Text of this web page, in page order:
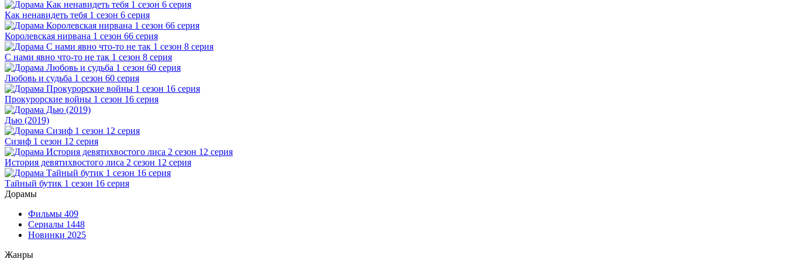
Как ненавидеть тебя 1 сезон 6 серия
Королевская нирвана 1 сезон 66 серия
С нами явно что-то не так 1 сезон 8 серия
Любовь и судьба 1 сезон 60 серия
Прокурорские войны 1 сезон 16 серия
Дью (2019)
Сизиф 1 сезон 12 серия
История девятихвостого лиса 2 сезон 12 серия
Тайный бутик 1 сезон 16 серия
Дорамы
Фильмы 409
Сериалы 1448
Новинки 2025
Жанры